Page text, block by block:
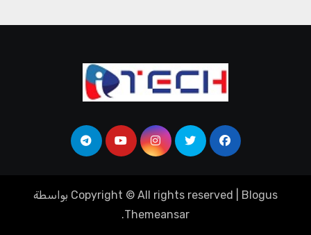
Copyright © All rights reserved Blogus
بواسطة
Themeansar
.